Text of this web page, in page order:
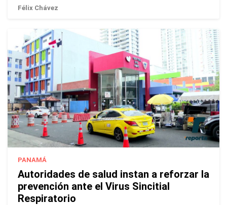
Félix Chávez
PANAMÁ
Autoridades de salud instan a reforzar la
prevención ante el Virus Sincitial
Respiratorio